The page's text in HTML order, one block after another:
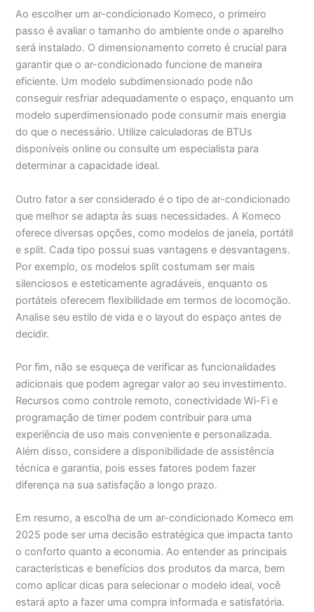
Ao escolher um ar-condicionado Komeco, o primeiro
passo é avaliar o tamanho do ambiente onde o aparelho
será instalado. O dimensionamento correto é crucial para
garantir que o ar-condicionado funcione de maneira
eficiente. Um modelo subdimensionado pode não
conseguir resfriar adequadamente o espaço, enquanto um
modelo superdimensionado pode consumir mais energia
do que o necessário. Utilize calculadoras de BTUs
disponíveis online ou consulte um especialista para
determinar a capacidade ideal.
Outro fator a ser considerado é o tipo de ar-condicionado
que melhor se adapta às suas necessidades. A Komeco
oferece diversas opções, como modelos de janela, portátil
e split. Cada tipo possui suas vantagens e desvantagens.
Por exemplo, os modelos split costumam ser mais
silenciosos e esteticamente agradáveis, enquanto os
portáteis oferecem flexibilidade em termos de locomoção.
Analise seu estilo de vida e o layout do espaço antes de
decidir.
Por fim, não se esqueça de verificar as funcionalidades
adicionais que podem agregar valor ao seu investimento.
Recursos como controle remoto, conectividade Wi-Fi e
programação de timer podem contribuir para uma
experiência de uso mais conveniente e personalizada.
Além disso, considere a disponibilidade de assistência
técnica e garantia, pois esses fatores podem fazer
diferença na sua satisfação a longo prazo.
Em resumo, a escolha de um ar-condicionado Komeco em
2025 pode ser uma decisão estratégica que impacta tanto
o conforto quanto a economia. Ao entender as principais
características e benefícios dos produtos da marca, bem
como aplicar dicas para selecionar o modelo ideal, você
estará apto a fazer uma compra informada e satisfatória.